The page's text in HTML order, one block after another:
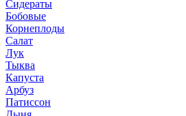
Сидераты
Бобовые
Корнеплоды
Салат
Лук
Тыква
Капуста
Арбуз
Патиссон